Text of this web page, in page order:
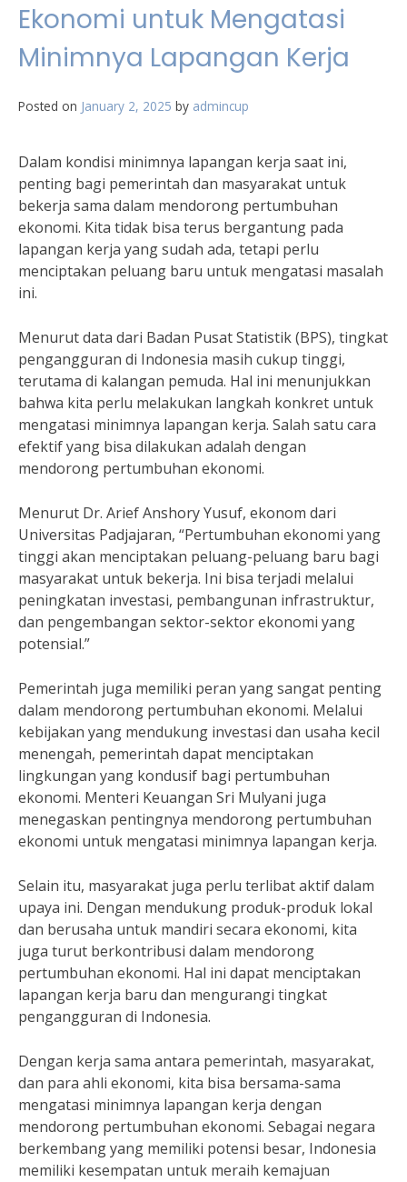
Ekonomi untuk Mengatasi
Minimnya Lapangan Kerja
Posted on January 2, 2025 by admincup
Dalam kondisi minimnya lapangan kerja saat ini,
penting bagi pemerintah dan masyarakat untuk
bekerja sama dalam mendorong pertumbuhan
ekonomi. Kita tidak bisa terus bergantung pada
lapangan kerja yang sudah ada, tetapi perlu
menciptakan peluang baru untuk mengatasi masalah
ini.
Menurut data dari Badan Pusat Statistik (BPS), tingkat
pengangguran di Indonesia masih cukup tinggi,
terutama di kalangan pemuda. Hal ini menunjukkan
bahwa kita perlu melakukan langkah konkret untuk
mengatasi minimnya lapangan kerja. Salah satu cara
efektif yang bisa dilakukan adalah dengan
mendorong pertumbuhan ekonomi.
Menurut Dr. Arief Anshory Yusuf, ekonom dari
Universitas Padjajaran, “Pertumbuhan ekonomi yang
tinggi akan menciptakan peluang-peluang baru bagi
masyarakat untuk bekerja. Ini bisa terjadi melalui
peningkatan investasi, pembangunan infrastruktur,
dan pengembangan sektor-sektor ekonomi yang
potensial.”
Pemerintah juga memiliki peran yang sangat penting
dalam mendorong pertumbuhan ekonomi. Melalui
kebijakan yang mendukung investasi dan usaha kecil
menengah, pemerintah dapat menciptakan
lingkungan yang kondusif bagi pertumbuhan
ekonomi. Menteri Keuangan Sri Mulyani juga
menegaskan pentingnya mendorong pertumbuhan
ekonomi untuk mengatasi minimnya lapangan kerja.
Selain itu, masyarakat juga perlu terlibat aktif dalam
upaya ini. Dengan mendukung produk-produk lokal
dan berusaha untuk mandiri secara ekonomi, kita
juga turut berkontribusi dalam mendorong
pertumbuhan ekonomi. Hal ini dapat menciptakan
lapangan kerja baru dan mengurangi tingkat
pengangguran di Indonesia.
Dengan kerja sama antara pemerintah, masyarakat,
dan para ahli ekonomi, kita bisa bersama-sama
mengatasi minimnya lapangan kerja dengan
mendorong pertumbuhan ekonomi. Sebagai negara
berkembang yang memiliki potensi besar, Indonesia
memiliki kesempatan untuk meraih kemajuan